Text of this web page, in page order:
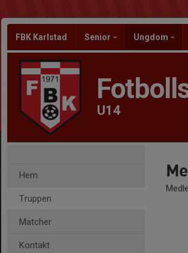
FBK Karlstad Senior Ungdom
U14
Hem
Truppen
Matcher
Kontakt